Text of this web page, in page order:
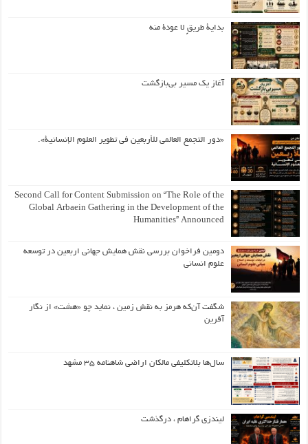
بداية طريقٍ لا عودة منه
آغاز یک مسیر بی‌بازگشت
«دور التجمع العالمي للأربعين في تطوير العلوم الإنسانية».
Second Call for Content Submission on “The Role of the
Global Arbaein Gathering in the Development of the
Humanities” Announced
دومین فراخوان بررسی نقش همایش جهانی اربعین در توسعه
علوم انسانی
شگفت آن‌که هرمز به نقش زمین ، نماید چو «هشت» از نگار
آفرین
سال‌ها بلاتکلیفی مالکان اراضی شاهنامه ۳۵ مشهد
لیندزی گراهام ، درگذشت